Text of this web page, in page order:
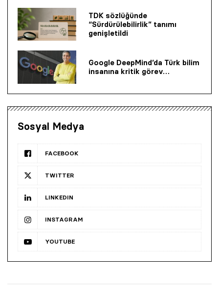
TDK sözlüğünde
“Sürdürülebilirlik” tanımı
genişletildi
Google DeepMind’da Türk bilim
insanına kritik görev…
Sosyal Medya
FACEBOOK
TWITTER
LINKEDIN
INSTAGRAM
YOUTUBE